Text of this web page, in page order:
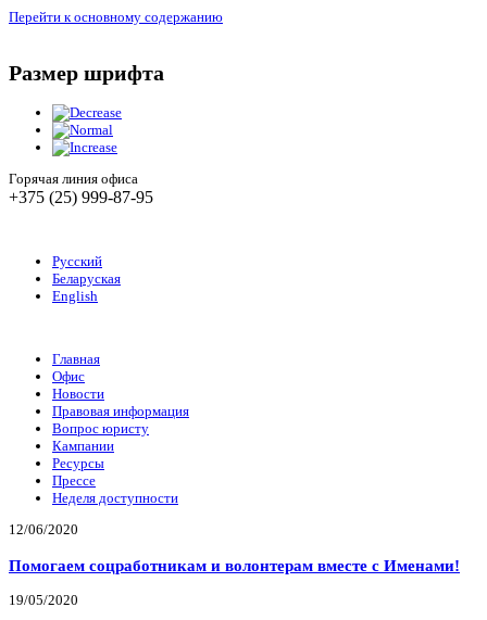
Перейти к основному содержанию
Размер шрифта
Горячая линия офиса
+375 (25) 999-87-95
Русский
Беларуская
English
Главная
Офис
Новости
Правовая информация
Вопрос юристу
Кампании
Ресурсы
Прессе
Неделя доступности
12/06/2020
Помогаем соцработникам и волонтерам вместе с Именами!
19/05/2020